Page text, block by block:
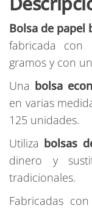
125uds
Bolsa de papel
fabricada
gramos y con
Una bolsa
en varias
125 unidades.
Utiliza bolsas
dinero y
tradicionales.
Fabricadas con